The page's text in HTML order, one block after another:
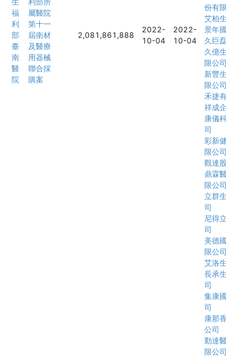
福
利
部
臺
南
醫
院
屬醫院
第十一
屆衛材
及醫療
用器械
聯合採
購案
2,081,861,888
2022-
10-04
2022-
10-04
份有
艾柏
景年
久巨
久億
限公
新豐
限公
禾捷
祥成
康儀
司
彩新
限公
觀達
鼎霖
限公
立群
司
尼得
司
美德
限公
艾洛
長承
司
集康
司
康那
公司
勤達
限公